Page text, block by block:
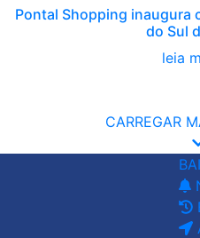
Pontal Shopping inaugura
do Sul
leia
CARREGAR